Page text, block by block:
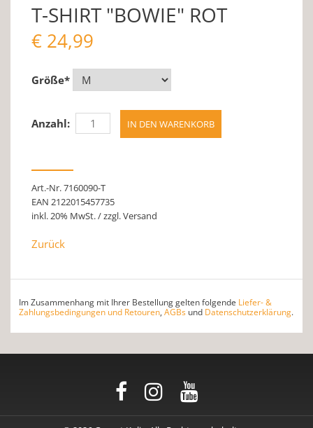
T-SHIRT "BOWIE" ROT
€ 24,99
Größe*
Anzahl:
Art.-Nr. 7160090-T
EAN 2122015457735
inkl. 20% MwSt. / zzgl. Versand
Zurück
Im Zusammenhang mit Ihrer Bestellung gelten folgende Liefer- &
Zahlungsbedingungen und Retouren, AGBs und Datenschutzerklärung.